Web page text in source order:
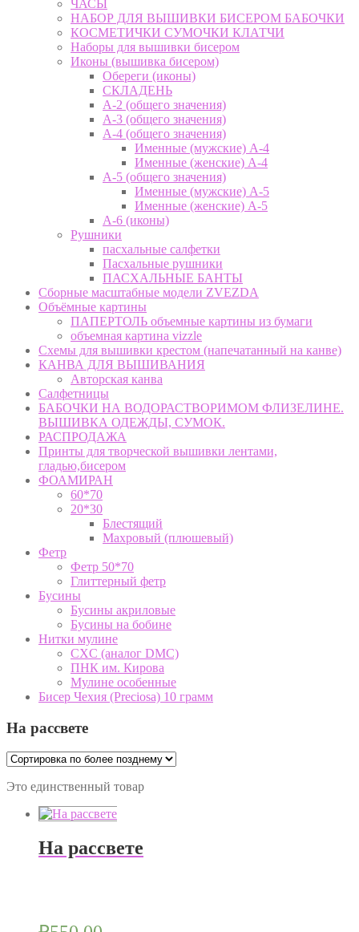
ЧАСЫ
НАБОР ДЛЯ ВЫШИВКИ БИСЕРОМ БАБОЧКИ
КОСМЕТИЧКИ СУМОЧКИ КЛАТЧИ
Наборы для вышивки бисером
Иконы (вышивка бисером)
Обереги (иконы)
СКЛАДЕНЬ
А-2 (общего значения)
А-3 (общего значения)
А-4 (общего значения)
Именные (мужские) А-4
Именные (женские) А-4
А-5 (общего значения)
Именные (мужские) А-5
Именные (женские) А-5
А-6 (иконы)
Рушники
пасхальные салфетки
Пасхальные рушники
ПАСХАЛЬНЫЕ БАНТЫ
Сборные масштабные модели ZVEZDA
Объёмные картины
ПАПЕРТОЛЬ объемные картины из бумаги
объемная картина vizzle
Схемы для вышивки крестом (напечатанный на канве)
КАНВА ДЛЯ ВЫШИВАНИЯ
Авторская канва
Салфетницы
БАБОЧКИ НА ВОДОРАСТВОРИМОМ ФЛИЗЕЛИНЕ.
ВЫШИВКА ОДЕЖДЫ, СУМОК.
РАСПРОДАЖА
Принты для творческой вышивки лентами,
гладью,бисером
ФОАМИРАН
60*70
20*30
Блестящий
Махровый (плюшевый)
Фетр
Фетр 50*70
Глиттерный фетр
Бусины
Бусины акриловые
Бусины на бобине
Нитки мулине
CXC (аналог DMC)
ПНК им. Кирова
Мулине особенные
Бисер Чехия (Preciosa) 10 грамм
На рассвете
Это единственный товар
На рассвете